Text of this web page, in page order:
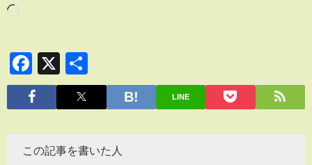
Facebook
X
有
LINE
この記事を書いた人